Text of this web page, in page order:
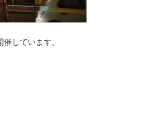
しています。